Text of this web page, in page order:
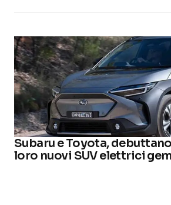
Subaru e Toyota,
loro nuovi SUV elettrici